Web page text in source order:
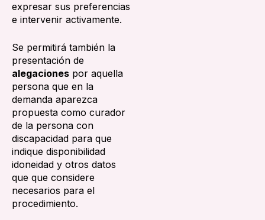
expresar sus preferencias
e intervenir activamente.
Se permitirá también la
presentación de
alegaciones por aquella
persona que en la
demanda aparezca
propuesta como curador
de la persona con
discapacidad para que
indique disponibilidad
idoneidad y otros datos
que que considere
necesarios para el
procedimiento.